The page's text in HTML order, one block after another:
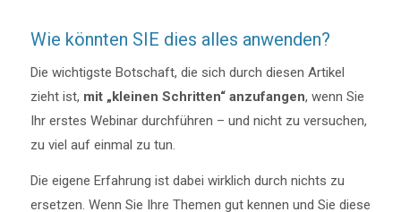
Wie könnten SIE dies alles anwenden?
Die wichtigste Botschaft, die sich durch diesen Artikel
zieht ist, mit „kleinen Schritten“ anzufangen, wenn Sie
Ihr erstes Webinar durchführen – und nicht zu versuchen,
zu viel auf einmal zu tun.
Die eigene Erfahrung ist dabei wirklich durch nichts zu
ersetzen. Wenn Sie Ihre Themen gut kennen und Sie diese